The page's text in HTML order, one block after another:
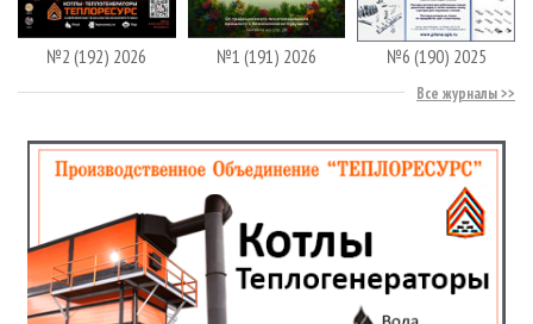
№2 (192) 2026 №1 (191) 2026 №6 (190) 2025
Все журналы